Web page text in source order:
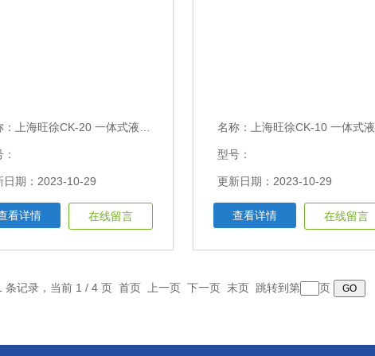
上海旺徐CK-20 一体式液压三爪拉马20T
日期：2023-10-29
看详情 在线留言
名称： 上海旺徐CK-10 一体式液压三爪拉马10T
型号：
更新日期：2023-10-29
查看详情 在线留言
条记录，当前 1 / 4 页 首页 上一页 下一页 末页 跳转到第 页